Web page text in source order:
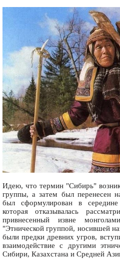
Идею, что термин "Сибирь"
группы, а затем был перенесен
был сформулирован в
которая отказывалась
привнесенный извне
"Этнической группой, носившей
были предки древних угров,
взаимодействие с другими
Сибири, Казахстана и Средней